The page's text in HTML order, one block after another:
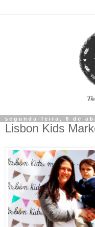
segunda-feira, 8 de
Lisbon Kids